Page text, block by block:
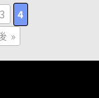
3
4
»